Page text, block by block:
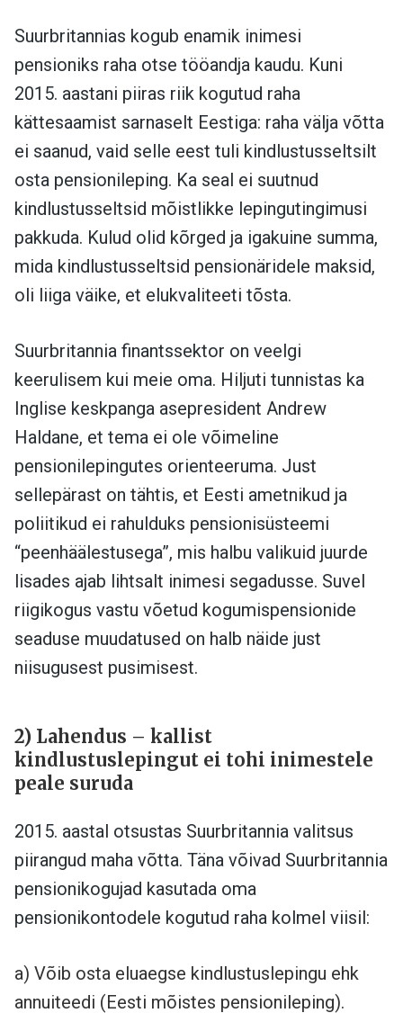
Suurbritannias kogub enamik inimesi
pensioniks raha otse tööandja kaudu. Kuni
2015. aastani piiras riik kogutud raha
kättesaamist sarnaselt Eestiga: raha välja võtta
ei saanud, vaid selle eest tuli kindlustusseltsilt
osta pensionileping. Ka seal ei suutnud
kindlustusseltsid mõistlikke lepingutingimusi
pakkuda. Kulud olid kõrged ja igakuine summa,
mida kindlustusseltsid pensionäridele maksid,
oli liiga väike, et elukvaliteeti tõsta.
Suurbritannia finantssektor on veelgi
keerulisem kui meie oma. Hiljuti tunnistas ka
Inglise keskpanga asepresident Andrew
Haldane, et tema ei ole võimeline
pensionilepingutes orienteeruma. Just
sellepärast on tähtis, et Eesti ametnikud ja
poliitikud ei rahulduks pensionisüsteemi
“peenhäälestusega”, mis halbu valikuid juurde
lisades ajab lihtsalt inimesi segadusse. Suvel
riigikogus vastu võetud kogumispensionide
seaduse muudatused on halb näide just
niisugusest pusimisest.
2) Lahendus – kallist
kindlustuslepingut ei tohi inimestele
peale suruda
2015. aastal otsustas Suurbritannia valitsus
piirangud maha võtta. Täna võivad Suurbritannia
pensionikogujad kasutada oma
pensionikontodele kogutud raha kolmel viisil:
a) Võib osta eluaegse kindlustuslepingu ehk
annuiteedi (Eesti mõistes pensionileping).